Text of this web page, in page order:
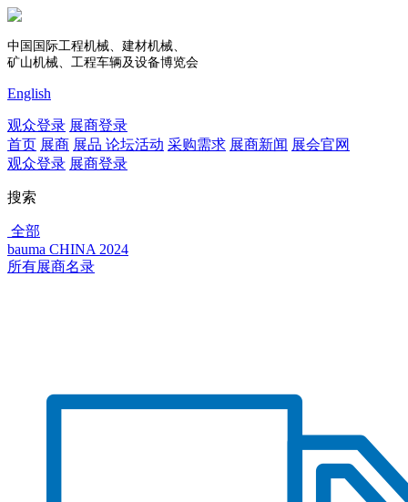
中国国际工程机械、建材机械、
矿山机械、工程车辆及设备博览会
English
观众登录 展商登录
首页 展商 展品 论坛活动 采购需求 展商新闻 展会官网
观众登录 展商登录
搜索
全部
bauma CHINA 2024
所有展商名录